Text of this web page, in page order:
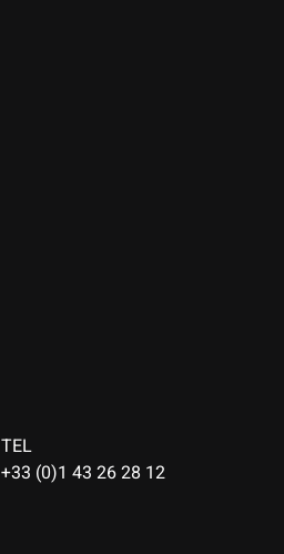
TEL
+33 (0)1 43 26 28 12